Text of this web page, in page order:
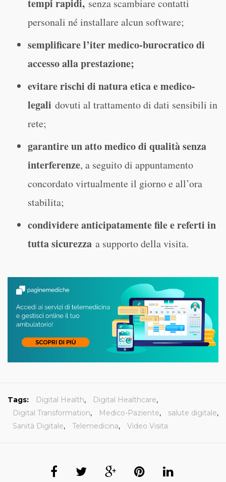
tempi rapidi, senza scambiare contatti
personali né installare alcun software;
semplificare l’iter medico-burocratico di
accesso alla prestazione;
evitare rischi di natura etica e medico-
legali dovuti al trattamento di dati sensibili in
rete;
garantire un atto medico di qualità senza
interferenze, a seguito di appuntamento
concordato virtualmente il giorno e all’ora
stabilita;
condividere anticipatamente file e referti in
tutta sicurezza a supporto della visita.
Tags: Digital Health, Digital Healthcare,
Digital Transformation, Medico-Paziente, salute digitale,
Sanità Digitale, Telemedicina, Video Visita